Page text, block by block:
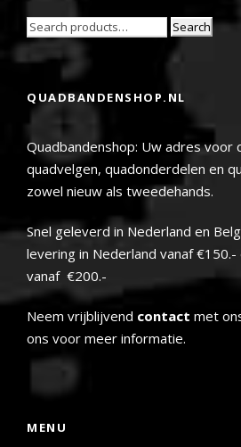
Search
QUADBANDENSHOP.NL
Quadbandenshop: Uw adres voor
quadvelgen, quadonderdelen en
zowel nieuw als tweedehands.
Snel geleverd in Nederland
levering in Nederland vanaf €150.-
vanaf €200.-
Neem vrijblijvend contact met
ons voor meer informatie.
MENU